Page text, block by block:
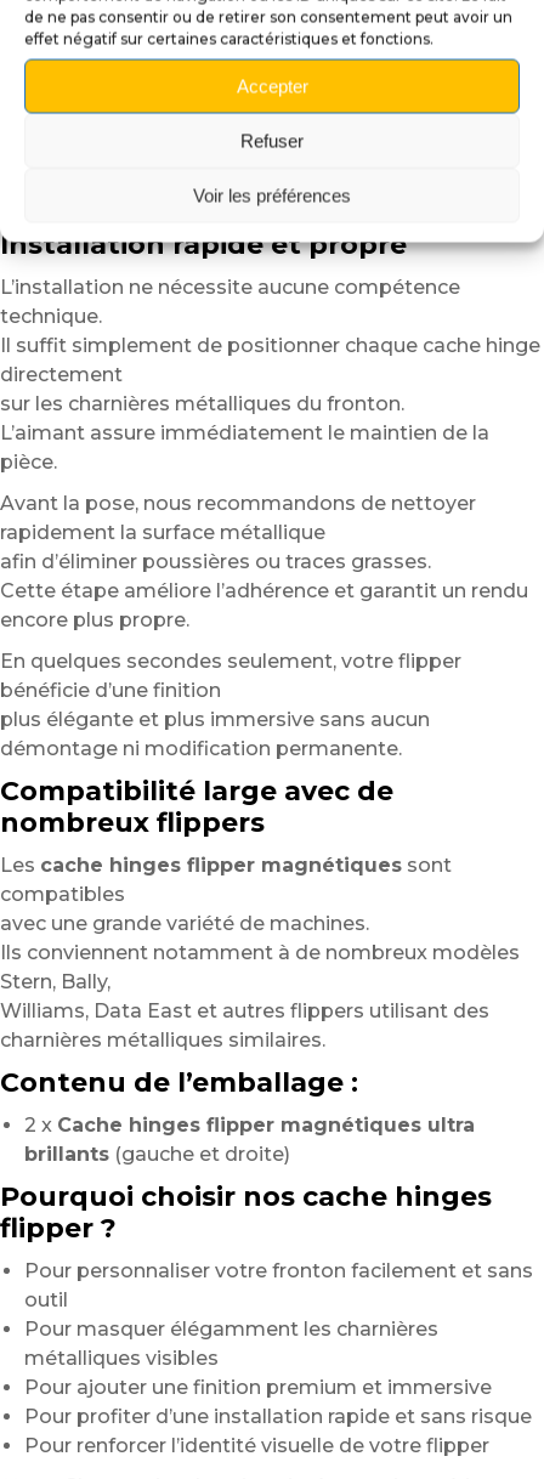
de ne pas consentir ou de retirer son consentement peut avoir un
effet négatif sur certaines caractéristiques et fonctions.
Accepter
Refuser
Voir les préférences
Grâce au support magnétique intégré, les cache hinges
restent parfaitement
en place tout en conservant une grande simplicité
d’utilisation.
Vous pouvez les retirer, les repositionner ou les
selon vos envies ou le thème de votre machine.
Installation rapide et propre
L’installation ne nécessite aucune compétence
technique.
Il suffit simplement de positionner chaque cache hinge
directement
sur les charnières métalliques du fronton.
L’aimant assure immédiatement le maintien de la
pièce.
Avant la pose, nous recommandons de nettoyer
rapidement la surface métallique
afin d’éliminer poussières ou traces grasses.
Cette étape améliore l’adhérence et garantit un rendu
encore plus propre.
En quelques secondes seulement, votre flipper
bénéficie d’une finition
plus élégante et plus immersive sans aucun
démontage ni modification permanente.
Compatibilité large avec de
nombreux flippers
Les cache hinges flipper magnétiques sont
compatibles
avec une grande variété de machines.
Ils conviennent notamment à de nombreux modèles
Stern, Bally,
Williams, Data East et autres flippers utilisant des
charnières métalliques similaires.
Contenu de l’emballage :
2 x Cache hinges flipper magnétiques ultra
brillants (gauche et droite)
Pourquoi choisir nos cache hinges
flipper ?
Pour personnaliser votre fronton facilement et sans
outil
Pour masquer élégamment les charnières
métalliques visibles
Pour ajouter une finition premium et immersive
Pour profiter d’une installation rapide et sans risque
Pour renforcer l’identité visuelle de votre flipper